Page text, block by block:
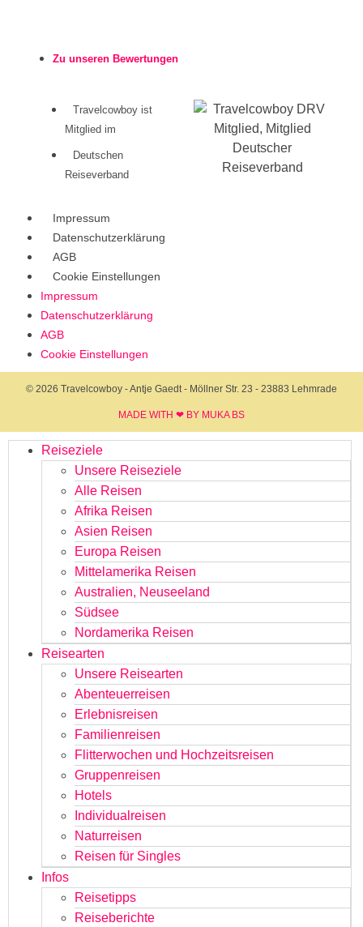
Zu unseren Bewertungen
Travelcowboy ist
Mitglied im
Deutschen
Reiseverband
Impressum
Datenschutzerklärung
AGB
Cookie Einstellungen
Impressum
Datenschutzerklärung
AGB
Cookie Einstellungen
© 2026 Travelcowboy - Antje Gaedt - Möllner Str. 23 - 23883 Lehmrade
MADE WITH ❤ BY MUKA BS​
Reiseziele
Unsere Reiseziele
Alle Reisen
Afrika Reisen
Asien Reisen
Europa Reisen
Mittelamerika Reisen
Australien, Neuseeland
Südsee
Nordamerika Reisen
Reisearten
Unsere Reisearten
Abenteuerreisen
Erlebnisreisen
Familienreisen
Flitterwochen und Hochzeitsreisen
Gruppenreisen
Hotels
Individualreisen
Naturreisen
Reisen für Singles
Infos
Reisetipps
Reiseberichte